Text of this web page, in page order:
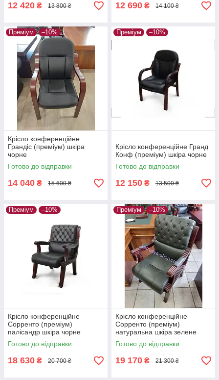
12 420 ₴ 13 800 ₴ 12 690 ₴ 14 100 ₴
Преміум –10%
Крісло конференційне
Грандіс (преміум) шкіра
чорне
Готово до відправки
14 040 ₴ 15 600 ₴
Преміум –10%
Крісло конференційне Гранд
Конф (преміум) шкіра чорне
Готово до відправки
12 150 ₴ 13 500 ₴
Преміум –10%
Крісло конференційне
Сорренто (преміум)
палісандр шкіра чорне
Готово до відправки
18 630 ₴ 20 700 ₴
Преміум –10%
Крісло конференційне
Сорренто (преміум)
натуральна шкіра зелене
Готово до відправки
19 170 ₴ 21 300 ₴